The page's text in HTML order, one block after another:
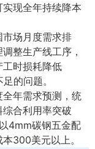
现全年持续降本
场月度需求排
整生产线工序，
时损耗降低
的问题。
年需求预测，统
合利用率突破
4mm碳钢五金配
300美元以上。